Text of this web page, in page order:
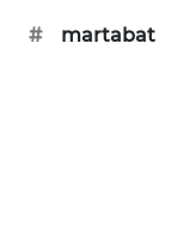
# martabat